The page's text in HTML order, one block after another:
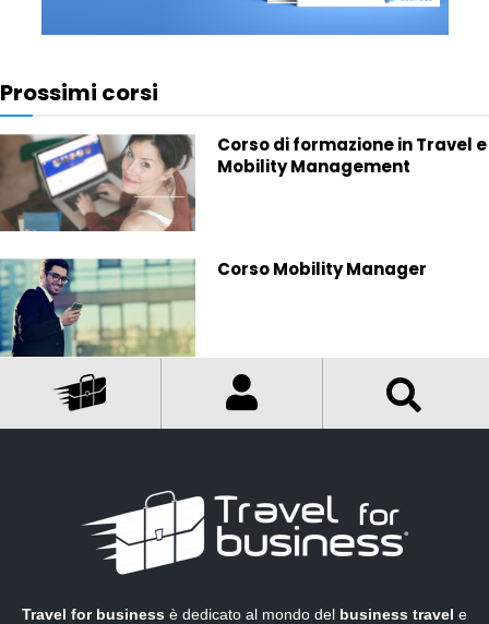
Prossimi corsi
Corso di formazione in Travel e
Mobility Management
Corso Mobility Manager
Travel for business è dedicato al mondo del business travel e